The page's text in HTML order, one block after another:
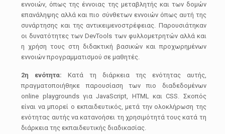
εννοιών, όπως της έννοιας της μεταβλητής και των δομών
επανάληψης αλλά και πιο σύνθετων εννοιών όπως αυτή της
συνάρτησης και της αντικειμενοστρέφειας. Παρουσιάτηκαν
οι δυνατότητες των DevTools των φυλλομετρητών αλλά και
η χρήση τους στη διδακτική βασικών και προχωρημένων
εννοιών προγραμματισμού σε μαθητές.
2η ενότητα: Κατά τη διάρκεια της ενότητας αυτής,
πραγματοποιήθηκε παρουσίαση των πιο διαδεδομένων
online playgrounds για JavaScript, HTML και CSS. Σκοπός
είναι να μπορεί ο εκπαιδευτικός, μετά την ολοκλήρωση της
ενότητας αυτής να κατανοήσει τη χρησιμότητά τους κατά τη
διάρκεια της εκπαιδευτικής διαδικασίας.